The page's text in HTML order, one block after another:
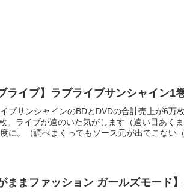
ライブ】ラブライブサンシャイン1
ブサンシャインのBDとDVDの合計売上が6万
。ライブが遠のいた気がします（遠い目あく
に。（調べまくってもソース元が出てこない
ままファッション ガールズモード